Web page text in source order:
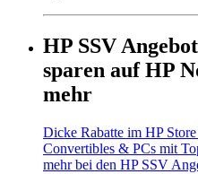
HP SSV
sparen auf HP
mehr
Dicke Rabatte im HP
Convertibles & PCs mit
mehr bei den HP SSV